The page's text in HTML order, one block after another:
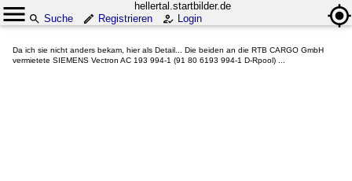
hellertal.startbilder.de
Suche
Registrieren Login
Da ich sie nicht anders bekam, hier als Detail... Die beiden an die RTB CARGO GmbH
vermietete SIEMENS Vectron AC 193 994-1 (91 80 6193 994-1 D-Rpool) ...